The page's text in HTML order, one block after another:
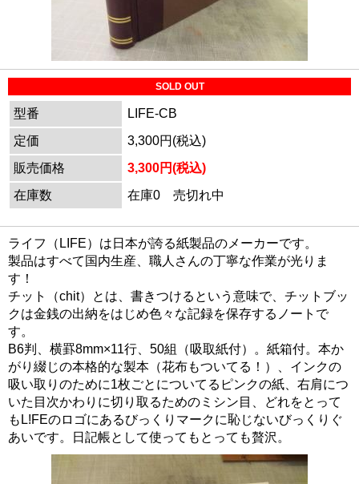
SOLD OUT
型番
LIFE-CB
定価
3,300円(税込)
販売価格
3,300円(税込)
在庫数
在庫0 売切れ中
ライフ（LIFE）は日本が誇る紙製品のメーカーです。
製品はすべて国内生産、職人さんの丁寧な作業が光りま
す！
チット（chit）とは、書きつけるという意味で、チットブッ
クは金銭の出納をはじめ色々な記録を保存するノートで
す。
B6判、横罫8mm×11行、50組（吸取紙付）。紙箱付。本か
がり綴じの本格的な製本（花布もついてる！）、インクの
吸い取りのために1枚ごとについてるピンクの紙、右肩につ
いた目次かわりに切り取るためのミシン目、どれをとって
もL!FEのロゴにあるびっくりマークに恥じないびっくりぐ
あいです。日記帳として使ってもとっても贅沢。